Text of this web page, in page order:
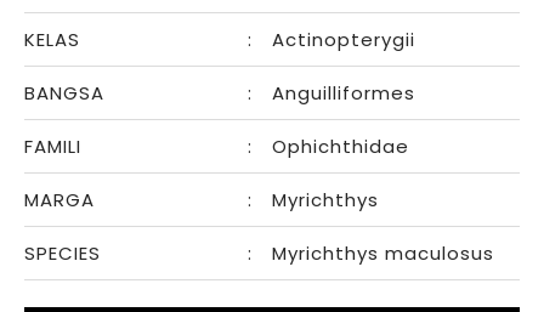
KELAS : Actinopterygii
BANGSA : Anguilliformes
FAMILI : Ophichthidae
MARGA : Myrichthys
SPECIES : Myrichthys maculosus